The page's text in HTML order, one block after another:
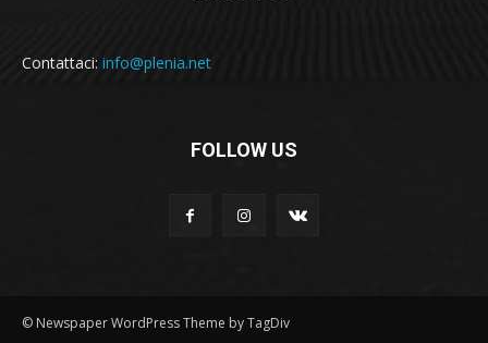
Contattaci: info@plenia.net
FOLLOW US
© Newspaper WordPress Theme by TagDiv